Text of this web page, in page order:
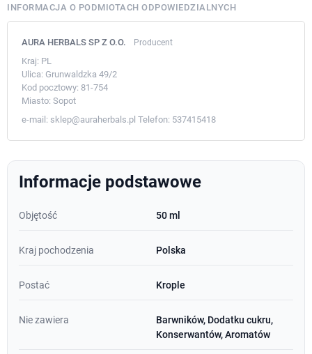
INFORMACJA O PODMIOTACH ODPOWIEDZIALNYCH
AURA HERBALS SP Z O.O. Producent
Kraj: PL
Ulica: Grunwaldzka 49/2
Kod pocztowy: 81-754
Miasto: Sopot
e-mail: sklep@auraherbals.pl Telefon: 537415418
Informacje podstawowe
Objętość 50 ml
Kraj pochodzenia Polska
Postać Krople
Nie zawiera
Barwników, Dodatku cukru,
Konserwantów, Aromatów